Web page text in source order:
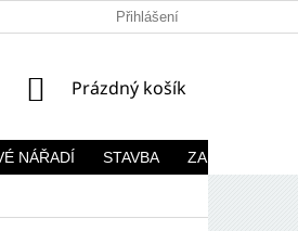
Přihlášení
NÁKUPNÍ
Prázdný košík
NÁŘADÍ STAVBA ZAHRADA